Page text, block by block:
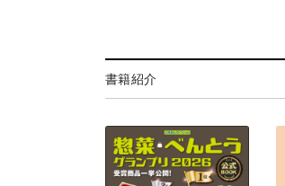
書籍紹介